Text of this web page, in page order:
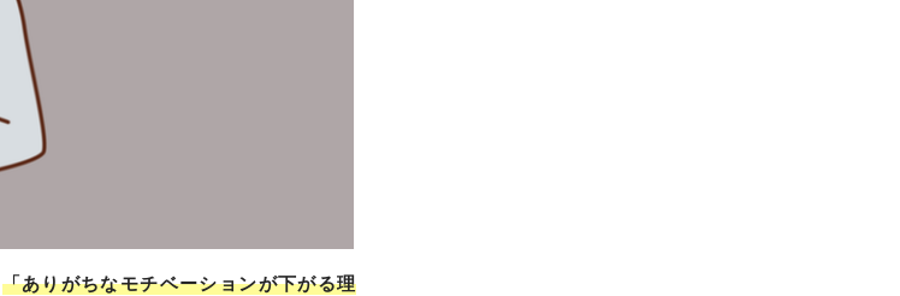
「ありがちなモチベーションが下がる理